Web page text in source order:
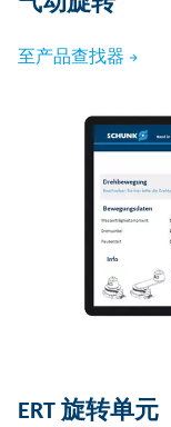
至产品查找器
ERT 旋转单元